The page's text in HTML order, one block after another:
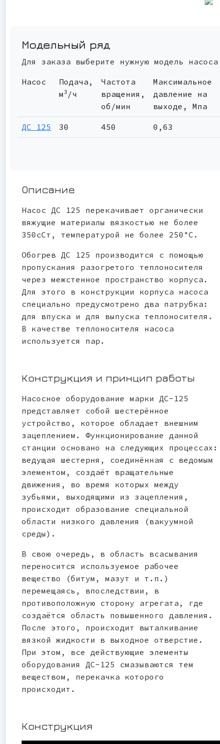
Модельный ряд
Для заказа выберите нужную модель насоса
Насос
Подача,
м3 /ч
Частота
вращения,
об/мин
Максимальное
давление на
выходе, Мпа
ДС 125 30 450 0,63
Описание
Насос ДС 125 перекачивает органически
вяжущие материалы вязкостью не более
350сСт, температурой не более 250°С.
Обогрев ДС 125 производится с помощью
пропускания разогретого теплоносителя
через межстенное пространство корпуса.
Для этого в конструкции корпуса насоса
специально предусмотрено два патрубка:
для впуска и для выпуска теплоносителя.
В качестве теплоносителя насоса
используется пар.
Конструкция и принцип работы
Насосное оборудование марки ДС-125
представляет собой шестерённое
устройство, которое обладает внешним
зацеплением. Функционирование данной
станции основано на следующих процессах:
ведущая шестерня, соединённая с ведомым
элементом, создаёт вращательные
движения, во время которых между
зубьями, выходящими из зацепления,
происходит образование специальной
области низкого давления (вакуумной
среды).
В свою очередь, в область всасывания
переносится используемое рабочее
вещество (битум, мазут и т.п.)
перемещаясь, впоследствии, в
противоположную сторону агрегата, где
создаётся область повышенного давления.
После этого, происходит выталкивание
вязкой жидкости в выходное отверстие.
При этом, все действующие элементы
оборудования ДС-125 смазываются тем
веществом, перекачка которого
происходит.
Конструкция